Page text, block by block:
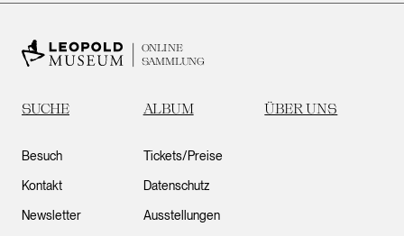
ONLINE
SAMMLUNG
SUCHE ALBUM ÜBER UNS
Besuch
Kontakt
Newsletter
Tickets/Preise
Datenschutz
Ausstellungen